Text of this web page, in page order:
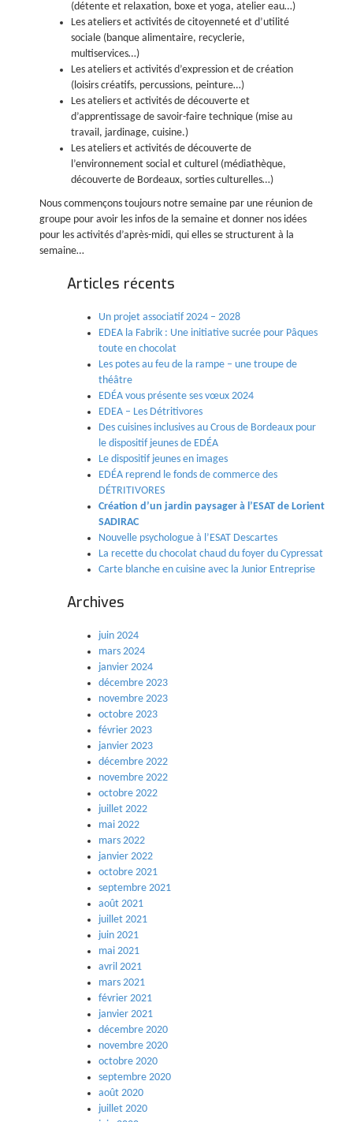
(détente et relaxation, boxe et yoga, atelier eau…)
Les ateliers et activités de citoyenneté et d’utilité
sociale (banque alimentaire, recyclerie,
multiservices…)
Les ateliers et activités d’expression et de création
(loisirs créatifs, percussions, peinture…)
Les ateliers et activités de découverte et
d’apprentissage de savoir-faire technique (mise au
travail, jardinage, cuisine.)
Les ateliers et activités de découverte de
l’environnement social et culturel (médiathèque,
découverte de Bordeaux, sorties culturelles…)
Nous commençons toujours notre semaine par une réunion de
groupe pour avoir les infos de la semaine et donner nos idées
pour les activités d’après-midi, qui elles se structurent à la
semaine…
Articles récents
Un projet associatif 2024 – 2028
EDEA la Fabrik : Une initiative sucrée pour Pâques
toute en chocolat
Les potes au feu de la rampe – une troupe de
théâtre
EDÉA vous présente ses vœux 2024
EDEA – Les Détritivores
Des cuisines inclusives au Crous de Bordeaux pour
le dispositif jeunes de EDÉA
Le dispositif jeunes en images
EDÉA reprend le fonds de commerce des
DÉTRITIVORES
Création d’un jardin paysager à l’ESAT de Lorient
SADIRAC
Nouvelle psychologue à l’ESAT Descartes
La recette du chocolat chaud du foyer du Cypressat
Carte blanche en cuisine avec la Junior Entreprise
Archives
juin 2024
mars 2024
janvier 2024
décembre 2023
novembre 2023
octobre 2023
février 2023
janvier 2023
décembre 2022
novembre 2022
octobre 2022
juillet 2022
mai 2022
mars 2022
janvier 2022
octobre 2021
septembre 2021
août 2021
juillet 2021
juin 2021
mai 2021
avril 2021
mars 2021
février 2021
janvier 2021
décembre 2020
novembre 2020
octobre 2020
septembre 2020
août 2020
juillet 2020